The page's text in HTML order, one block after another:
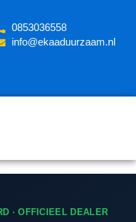
‪0853036558
info@ekaaduurzaam.nl
· OFFICIEEL DEALER